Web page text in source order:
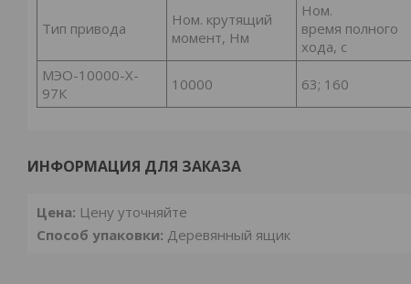
Тип привода
Ном. крутящий
момент, Нм
Ном.
время полного
хода, с
МЭО-10000-X-
97К
10000 63; 160
ИНФОРМАЦИЯ ДЛЯ ЗАКАЗА
Цена: Цену уточняйте
Способ упаковки: Деревянный ящик